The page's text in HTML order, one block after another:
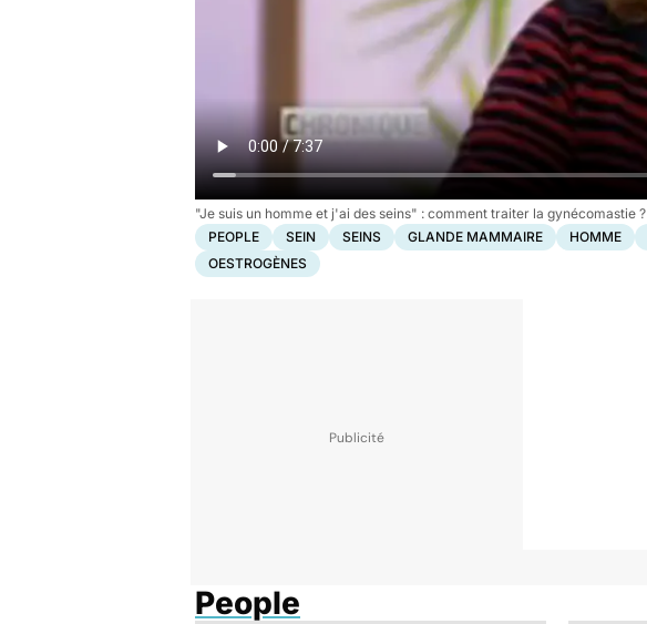
"Je suis un homme et j'ai des seins" : comment traiter la gynécomastie ?
PEOPLE
SEIN SEINS GLANDE MAMMAIRE HOMME
OESTROGÈNES
People